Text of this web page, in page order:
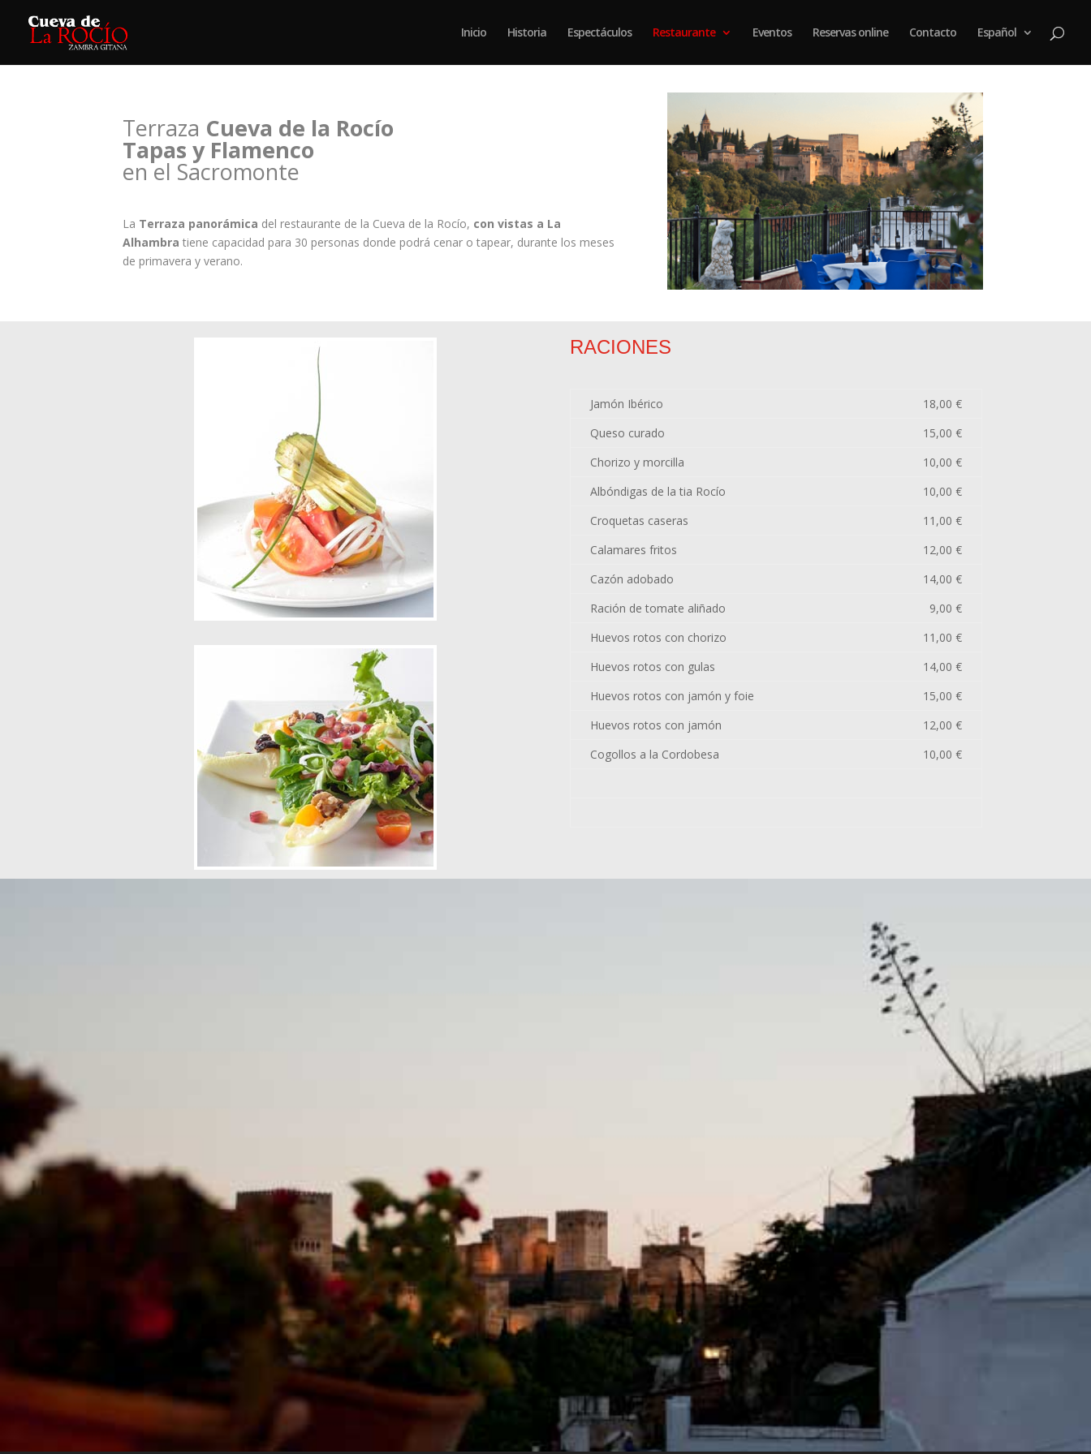
Inicio Historia Espectáculos Restaurante Eventos Reservas online Contacto Español
Terraza Cueva de la Rocío
Tapas y Flamenco
en el Sacromonte
La Terraza panorámica del restaurante de la Cueva de la Rocío, con vistas a La
Alhambra tiene capacidad para 30 personas donde podrá cenar o tapear, durante los meses
de primavera y verano.
RACIONES
Jamón Ibérico
18,00 €
Queso curado
15,00 €
Chorizo y morcilla
10,00 €
Albóndigas de la tia Rocío
10,00 €
Croquetas caseras
11,00 €
Calamares fritos
12,00 €
Cazón adobado
14,00 €
Ración de tomate aliñado
9,00 €
Huevos rotos con chorizo
11,00 €
Huevos rotos con gulas
14,00 €
Huevos rotos con jamón y foie
15,00 €
Huevos rotos con jamón
12,00 €
Cogollos a la Cordobesa
10,00 €